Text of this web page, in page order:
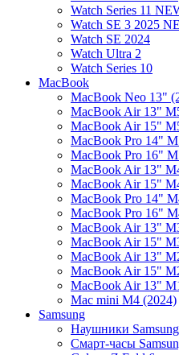
Watch Series 11
Watch SE 3 2025
Watch SE 2024
Watch Ultra 2
Watch Series 10
MacBook
MacBook Neo 13"
MacBook Air 13"
MacBook Air 15"
MacBook Pro 14"
MacBook Pro 16"
MacBook Air 13"
MacBook Air 15"
MacBook Pro 14"
MacBook Pro 16"
MacBook Air 13"
MacBook Air 15"
MacBook Air 13"
MacBook Air 15"
MacBook Air 13"
Mac mini M4 (2024)
Samsung
Наушники Samsung
Смарт-часы